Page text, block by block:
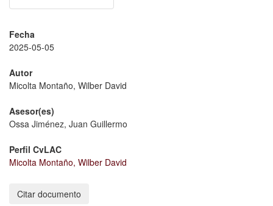
Fecha
2025-05-05
Autor
Micolta Montaño, Wilber David
Asesor(es)
Ossa Jiménez, Juan Guillermo
Perfil CvLAC
Micolta Montaño, Wilber David
Citar documento